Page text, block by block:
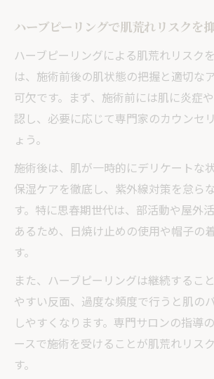
ハーブピーリングで肌荒れリスクを
ハーブピーリングによる肌荒れリスク
は、施術前後の肌状態の把握と適切な
可欠です。まず、施術前には肌に炎症
認し、必要に応じて専門家のカウンセ
ょう。
施術後は、肌が一時的にデリケートな
保湿ケアを徹底し、紫外線対策を怠ら
す。特に思春期世代は、部活動や屋外
あるため、日焼け止めの使用や帽子の
す。
また、ハーブピーリングは継続するこ
やすい反面、過度な頻度で行うと肌の
しやすくなります。専門サロンの指導
ースで施術を受けることが肌荒れリス
す。